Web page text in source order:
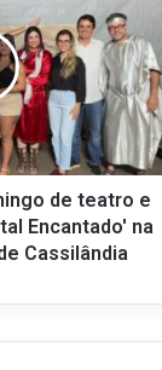
de teatro e
Encantado' na
Cassilândia